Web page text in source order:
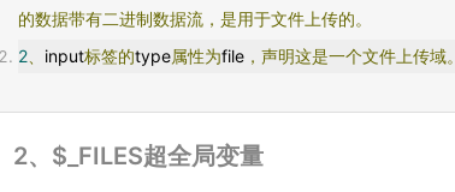
的数据带有二进制数据流，是用于文件上传的。
2
input标签的type属性为file ，声明这是一个文件上传域。
2、$_FILES超全局变量